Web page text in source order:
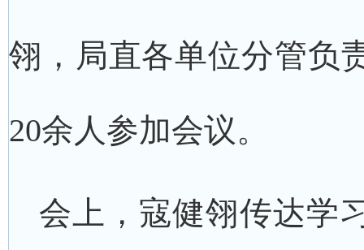
翎，局直各单位分管负
20余人参加会议。
会上，寇健翎传达学